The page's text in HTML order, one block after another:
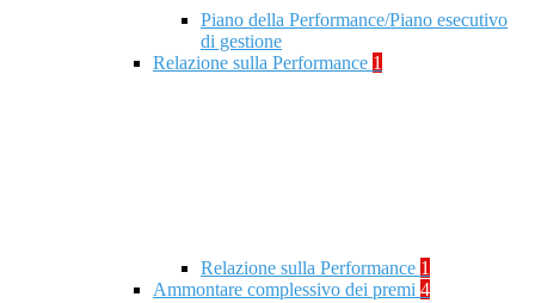
Piano della Performance/Piano esecutivo
di gestione
Relazione sulla Performance 1
Relazione sulla Performance 1
Ammontare complessivo dei premi 4